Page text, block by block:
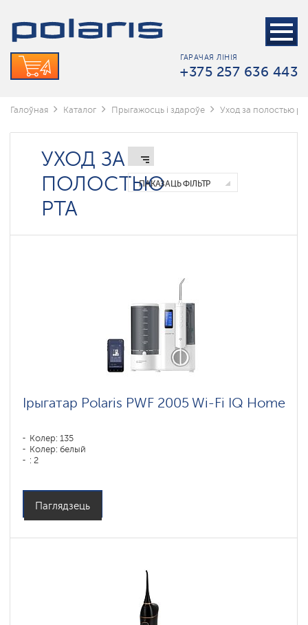
ГАРАЧАЯ ЛІНІЯ
+375 257 636 443
Галоўная Каталог Прыгажосць і здароўе Уход за полостью
УХОД ЗА
ПОЛОСТЬЮ
РТА
ПАКАЗАЦЬ ФІЛЬТР
Ірыгатар Polaris PWF 2005 Wi-Fi IQ Home
Колер: 135
Колер: белый
: 2
Паглядзець
Электрические
зубные
щетки
Ирригаторы
Зубные